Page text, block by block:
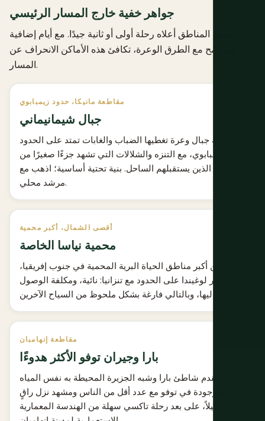
جواهر خفية خارج المسار الرئيسي
تغطي المناطق أعلاه رحلة أولى أو ثانية جيدًا. مع أيام إضافية
وتسامح مع الطرق الوعرة، تكافئ هذه الأماكن الانحراف عن
المسار.
مقاطعة مانيكا، حدود زيمبابوي
جبال شيمانيماني
سلسلة جبال وعرة تغطيها الضباب والغابات تمتد على الحدود
مع زيمبابوي، مع التنزه والشلالات التي تشهد جزءًا صغيرًا من
الزوار الذين يستقبلهم الساحل. بنية تحتية أساسية؛ اذهب مع
مرشد محلي.
أقصى الشمال، أكبر محمية
محمية نياسا الخاصة
واحدة من أكبر مناطق الحياة البرية المحمية في جنوب إفريقيا،
على نهر لوغيندا على الحدود مع تنزانيا: نائية، ومكلفة الوصول
مقاطعة إنهامبان
بارا وجيران توفو الأكثر هدوءًا
يقدم شاطئ بارا وشبه الجزيرة المحيطة به نفس المياه
الموجودة في توفو مع عدد أقل من الناس ومشهد نزل راقٍ
قليلاً، على بعد رحلة تاكسي سهلة من الهندسة المعمارية